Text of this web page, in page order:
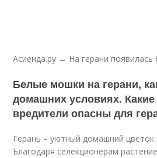
Асиенда.ру → На герани появилась
Белые мошки на герани,
домашних условиях.
вредители опасны для
Герань – уютный домашний цветок
Благодаря селекционерам